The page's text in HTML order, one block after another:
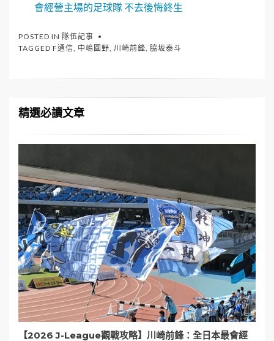
會經營主場的足球隊 不去後悔終生
POSTED IN 隊伍記事
TAGGED F通信 中嶋圓野 川崎前鋒 脇坂泰斗
精選必讀文章
【2026 J-League觀戰攻略】川崎前鋒：全日本最會經